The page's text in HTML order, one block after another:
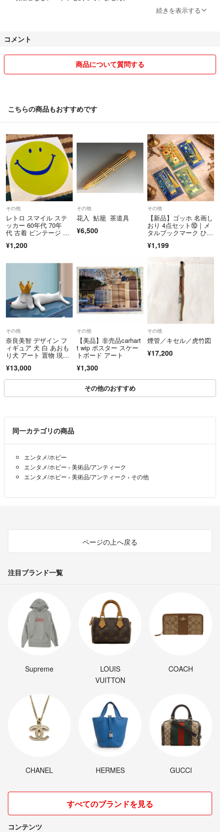
⭐ダンボールまたはプチプチで厳重に梱包して発送します。
続きを表示する
コメント
商品について質問する
こちらの商品もおすすめです
その他
レトロ スマイル ステ
ッカー 60年代 70年
代 古着 ビンテージ ハ
ジ USA チョッパー バ
¥1,200
その他
花入 鮎籠 茶道具
¥6,500
その他
【新品】ゴッホ 名画し
おり 4点セット⑩｜メ
タルブックマーク ひま
¥1,199
その他
奈良美智 デザイン フ
ィギュア 犬 白 あおも
り犬 アート 置物 現代
ト
¥13,000
その他
【美品】非売品carhart
t wip ポスター スケー
トボード アート
¥1,300
その他
煙管／キセル／虎竹図
¥17,200
その他のおすすめ
同一カテゴリの商品
エンタメ/ホビー
エンタメ/ホビー › 美術品/アンティーク
エンタメ/ホビー › 美術品/アンティーク › その他
ページの上へ戻る
注目ブランド一覧
Supreme
LOUIS
VUITTON
COACH
CHANEL HERMES GUCCI
すべてのブランドを見る
コンテンツ